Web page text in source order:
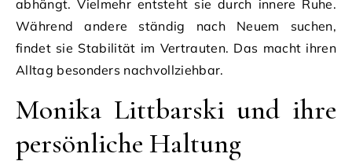
abhängt. Vielmehr entsteht sie durch innere Ruhe.
Während andere ständig nach Neuem suchen,
findet sie Stabilität im Vertrauten. Das macht ihren
Alltag besonders nachvollziehbar.
Monika Littbarski und ihre
persönliche Haltung